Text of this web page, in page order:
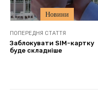
Новини
ПОПЕРЕДНЯ СТАТТЯ
Заблокувати SIM-картку
буде складніше